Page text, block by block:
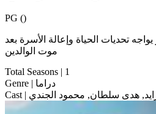
PG ()
يواجه تحديات الحياة وإعالة الأسرة بعد
موت الوالدين
Total Seasons | 1
Genre
| دراما
Cast
هدى سلطان, محمود الجندي